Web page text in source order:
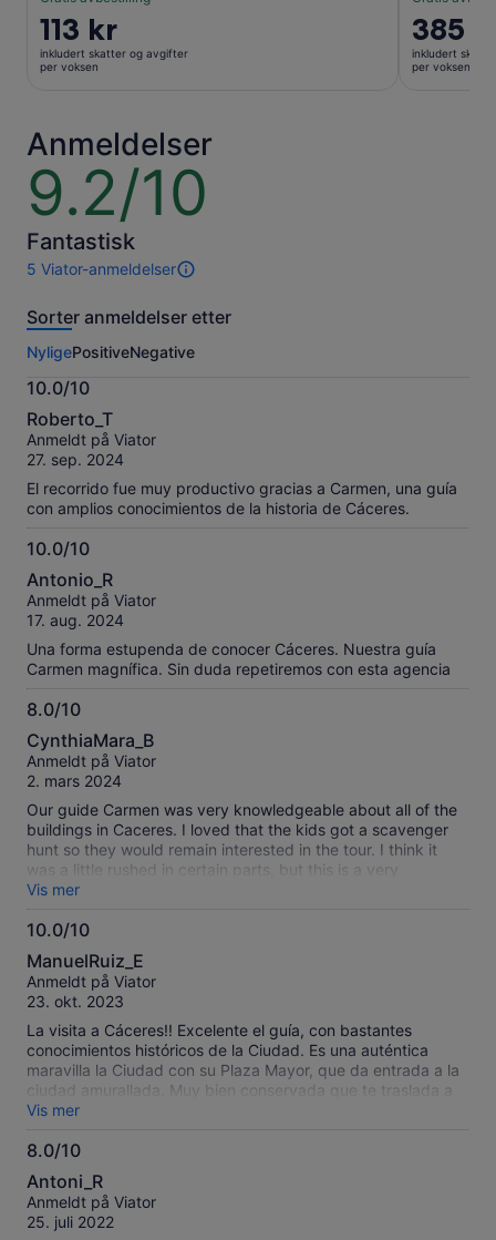
Prisen
er
113 kr
113 kr
inkludert skatter og avgifter
per voksen
Prisen
er
385 kr
385
inkludert
per voksen
Anmeldelser
9.2/10
9.2
av
10
Fantastisk
5 Viator-anmeldelser
5
av
opplevelsen.
Mer
informasjon
om
våre
verifiserte
Sorter anmeldelser etter
NyligePositiveNegative
10.0/10
10.0
av
10
Roberto_T
Anmeldt på Viator
27. sep. 2024
El recorrido fue muy productivo gracias a Carmen, una guía
con amplios conocimientos de la historia de Cáceres.
10.0/10
10.0
av
10
Antonio_R
Anmeldt på Viator
17. aug. 2024
Una forma estupenda de conocer Cáceres. Nuestra guía
Carmen magnífica. Sin duda repetiremos con esta agencia
8.0/10
8.0
av
10
CynthiaMara_B
Anmeldt på Viator
2. mars 2024
Our guide Carmen was very knowledgeable about all of the
buildings in Caceres. I loved that the kids got a scavenger
hunt so they would remain interested in the tour. I think it
was a little rushed in certain parts, but this is a very
complete tour of Caceres. I recommend it!
Vis mer
10.0/10
10.0
av
10
ManuelRuiz_E
Anmeldt på Viator
23. okt. 2023
La visita a Cáceres!! Excelente el guía, con bastantes
conocimientos históricos de la Ciudad. Es una auténtica
maravilla la Ciudad con su Plaza Mayor, que da entrada a la
ciudad amurallada. Muy bien conservada que te traslada a
otra época.
Vis mer
8.0/10
8.0
av
10
Antoni_R
Anmeldt på Viator
25. juli 2022